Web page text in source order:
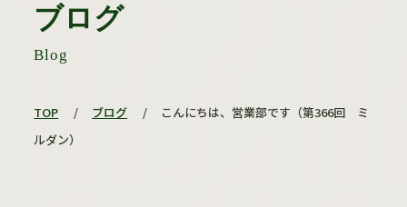
ブログ
Blog
TOP / ブログ /
こんにちは、営業部です（第366回 ミ
ルダン）